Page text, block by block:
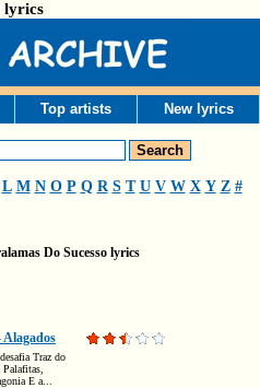
lyrics
Top artists New lyrics
L M N O P Q R S T U V W X Y Z #
Do Sucesso lyrics
Alagados
Traz do
E a...